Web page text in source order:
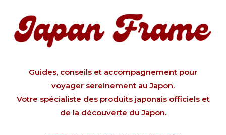
Guides, conseils et accompagnement pour
voyager sereinement au Japon.
Votre spécialiste des produits japonais officiels et
de la découverte du Japon.